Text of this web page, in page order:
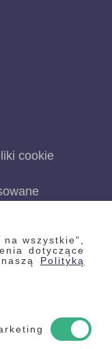
wszystkie”,
dotyczące
Polityką
cookie